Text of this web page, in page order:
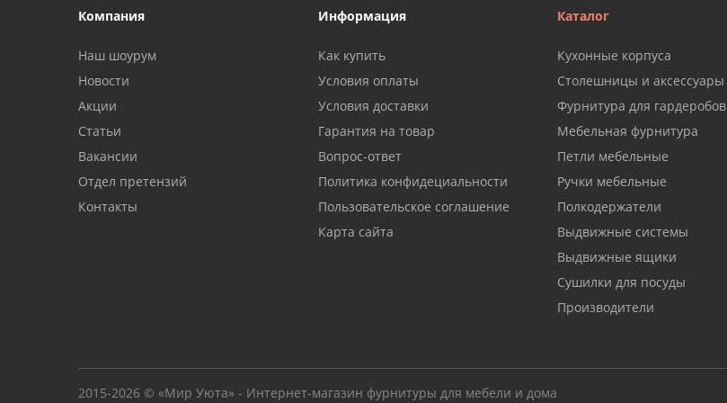
Компания
Наш шоурум
Новости
Акции
Статьи
Вакансии
Отдел претензий
Контакты
Информация
Как купить
Условия оплаты
Условия доставки
Гарантия на товар
Вопрос-ответ
Политика конфидециальности
Пользовательское соглашение
Карта сайта
Каталог
Кухонные корпуса
Столешницы и аксессуары
Фурнитура для гардеробов
Мебельная фурнитура
Петли мебельные
Ручки мебельные
Полкодержатели
Выдвижные системы
Выдвижные ящики
Сушилки для посуды
Производители
2015-2026 © «Мир Уюта» - Интернет-магазин фурнитуры для мебели и дома